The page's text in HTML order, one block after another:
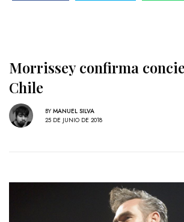
Morrissey confirma
Chile
BY MANUEL SILVA
25 DE JUNIO DE 2018